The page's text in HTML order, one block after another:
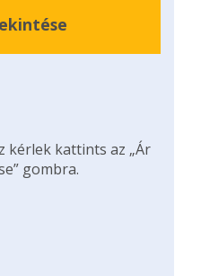
kérlek kattints az „Ár
gombra.